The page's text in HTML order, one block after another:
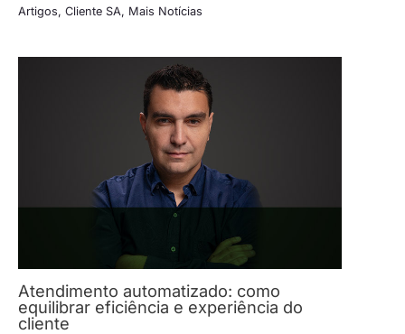
Artigos, Cliente SA, Mais Notícias
Atendimento automatizado: como
equilibrar eficiência e experiência do
cliente